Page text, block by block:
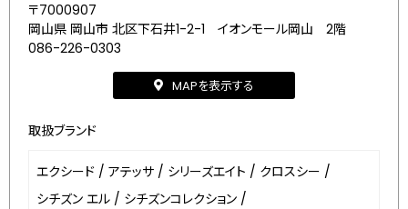
〒7000907
岡山県 岡山市 北区下石井1-2-1 イオンモール岡山 2階
086-226-0303
MAPを表示する
取扱ブランド
エクシード / アテッサ / シリーズエイト / クロスシー /
シチズン エル / シチズンコレクション /